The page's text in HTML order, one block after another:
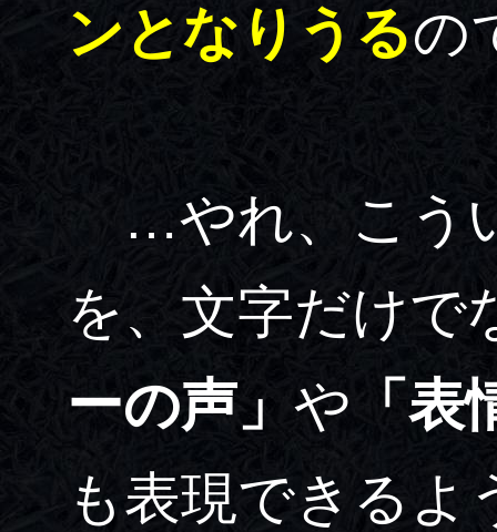
ンとなりうるの
…やれ、こう
を、文字だけで
ーの声」 や 「表
も表現できるよ